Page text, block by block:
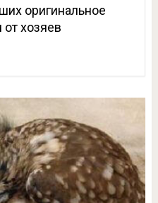
оригинальное
хозяев